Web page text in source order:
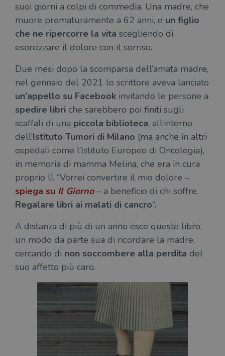
suoi giorni a colpi di commedia. Una madre, che
muore prematuramente a 62 anni, e un figlio
che ne ripercorre la vita scegliendo di
esorcizzare il dolore con il sorriso.
Due mesi dopo la scomparsa dell’amata madre,
nel gennaio del 2021 lo scrittore aveva lanciato
un’appello su Facebook invitando le persone a
spedire libri che sarebbero poi finiti sugli
scaffali di una piccola biblioteca, all’interno
dell’Istituto Tumori di Milano (ma anche in altri
ospedali come l’Istituto Europeo di Oncologia),
in memoria di mamma Melina, che era in cura
proprio lì. “Vorrei convertire il mio dolore –
spiega su Il Giorno– a beneficio di chi soffre.
Regalare libri ai malati di cancro“.
A distanza di più di un anno esce questo libro,
un modo da parte sua di ricordare la madre,
cercando di non soccombere alla perdita del
suo affetto più caro.